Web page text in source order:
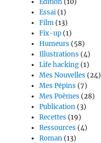
Edition (10)
Essai (1)
Film (13)
Fix-up (1)
Humeurs (58)
Illustrations (4)
Life hacking (1)
Mes Nouvelles (24)
Mes Pépins (7)
Mes Poèmes (28)
Publication (3)
Recettes (19)
Ressources (4)
Roman (13)